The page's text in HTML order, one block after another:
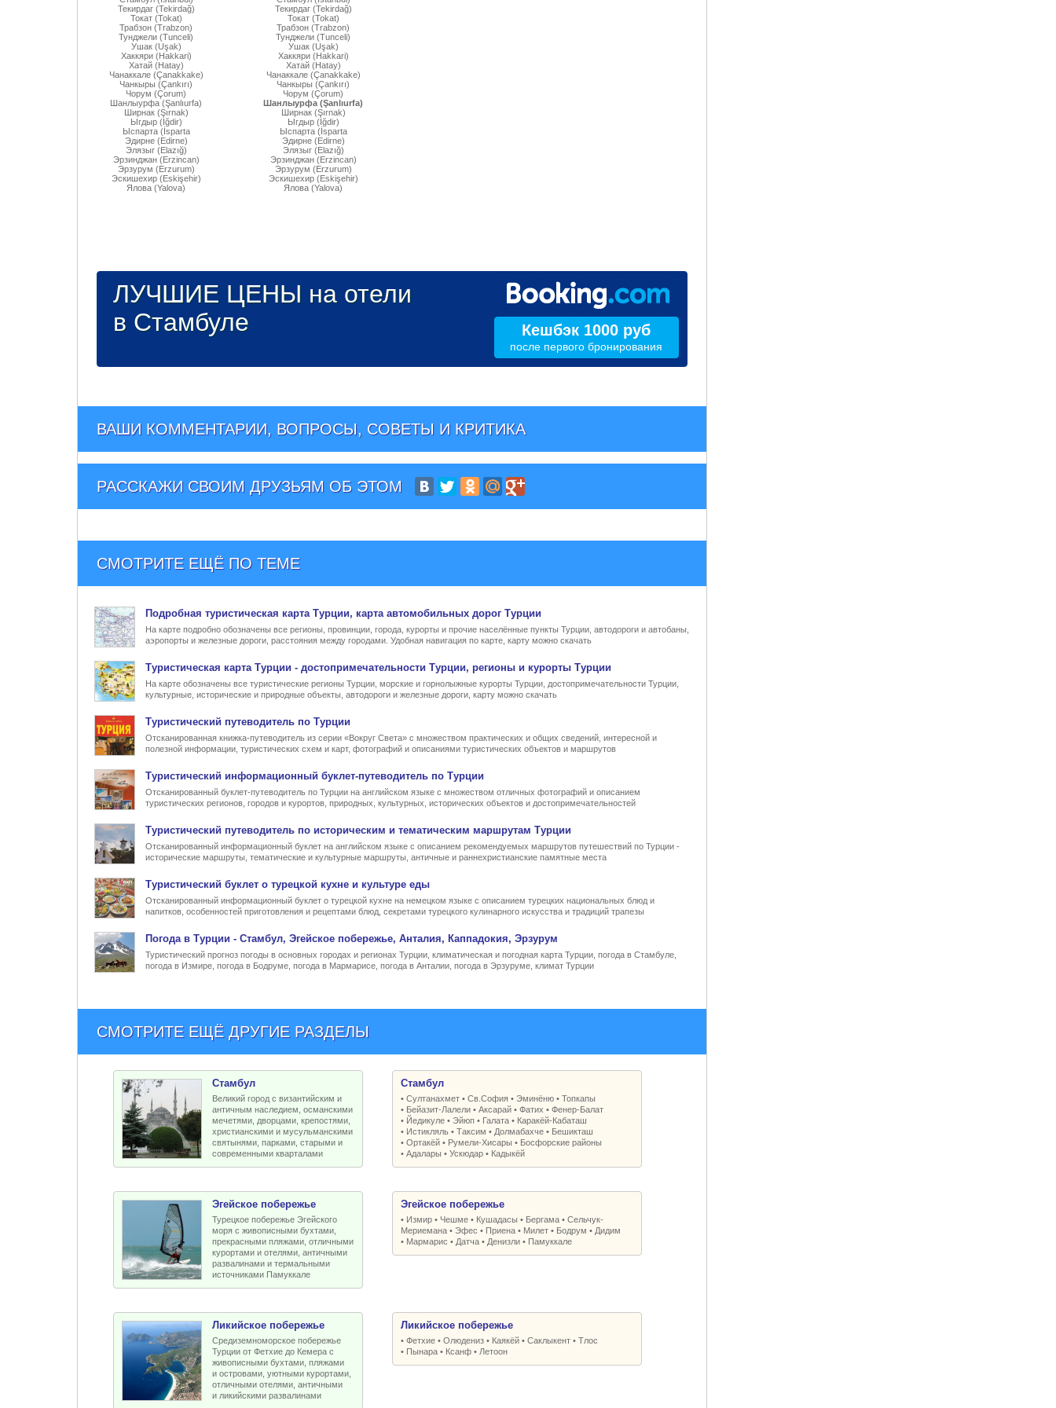
Текирдаг (Tekirdağ)
Токат (Tokat)
Трабзон (Trabzon)
Тунджели (Tunceli)
Ушак (Uşak)
Хаккяри (Hakkari)
Хатай (Hatay)
Чанаккале (Çanakkake)
Чанкыры (Çankırı)
Чорум (Çorum)
Шанлыурфа (Şanlıurfa)
Ширнак (Şırnak)
Ыгдыр (Iğdir)
Ыспарта (İsparta
Эдирне (Edirne)
Элязыг (Elazığ)
Эрзинджан (Erzincan)
Эрзурум (Erzurum)
Эскишехир (Eskişehir)
Ялова (Yalova)
Текирдаг (Tekirdağ)
Токат (Tokat)
Трабзон (Trabzon)
Тунджели (Tunceli)
Ушак (Uşak)
Хаккяри (Hakkari)
Хатай (Hatay)
Чанаккале (Çanakkake)
Чанкыры (Çankırı)
Чорум (Çorum)
Шанлыурфа (Şanlıurfa)
Ширнак (Şırnak)
Ыгдыр (Iğdir)
Ыспарта (İsparta
Эдирне (Edirne)
Элязыг (Elazığ)
Эрзинджан (Erzincan)
Эрзурум (Erzurum)
Эскишехир (Eskişehir)
Ялова (Yalova)
ЛУЧШИЕ ЦЕНЫ на отели
в Стамбуле
Кешбэк 1000 руб
после первого бронирования
ВАШИ КОММЕНТАРИИ, ВОПРОСЫ, СОВЕТЫ И КРИТИКА
РАССКАЖИ СВОИМ ДРУЗЬЯМ ОБ ЭТОМ
СМОТРИТЕ ЕЩЁ ПО ТЕМЕ
Подробная туристическая карта Турции, карта автомобильных дорог Турции
На карте подробно обозначены все регионы, провинции, города, курорты и прочие населённые пункты Турции, автодороги и автобаны,
аэропорты и железные дороги, расстояния между городами. Удобная навигация по карте, карту можно скачать
Туристическая карта Турции - достопримечательности Турции, регионы и курорты Турции
На карте обозначены все туристические регионы Турции, морские и горнолыжные курорты Турции, достопримечательности Турции,
культурные, исторические и природные объекты, автодороги и железные дороги, карту можно скачать
Туристический путеводитель по Турции
Отсканированная книжка-путеводитель из серии «Вокруг Света» с множеством практических и общих сведений, интересной и
полезной информации, туристических схем и карт, фотографий и описаниями туристических объектов и маршрутов
Туристический информационный буклет-путеводитель по Турции
Отсканированный буклет-путеводитель по Турции на английском языке с множеством отличных фотографий и описанием
туристических регионов, городов и курортов, природных, культурных, исторических объектов и достопримечательностей
Туристический путеводитель по историческим и тематическим маршрутам Турции
Отсканированный информационный буклет на английском языке с описанием рекомендуемых маршрутов путешествий по Турции -
исторические маршруты, тематические и культурные маршруты, античные и раннехристианские памятные места
Туристический буклет о турецкой кухнеи культуре еды
Отсканированный информационный буклет о турецкой кухне на немецком языке с описанием турецких национальных блюд и
напитков, особенностей приготовления и рецептами блюд, секретами турецкого кулинарного искусства и традиций трапезы
Погода в Турции - Стамбул, Эгейское побережье, Анталия, Каппадокия, Эрзурум
Туристический прогноз погоды в основных городах и регионах Турции, климатическая и погодная карта Турции, погода в Стамбуле,
погода в Измире, погода в Бодруме, погода в Мармарисе, погода в Анталии, погода в Эрзуруме, климат Турции
СМОТРИТЕ ЕЩЁ ДРУГИЕ РАЗДЕЛЫ
Стамбул
Великий город с византийским и
античным наследием, османскими
мечетями, дворцами, крепостями,
христианскими и мусульманскими
святынями, парками, старыми и
современными кварталами
Стамбул
• Султанахмет• Св.София• Эминёню• Топкапы
• Бейазит-Лалели• Аксарай• Фатих • Фенер-Балат
• Йедикуле• Эйюп• Галата• Каракёй-Кабаташ
• Истикляль• Таксим • Долмабахче• Бешикташ
• Ортакёй• Румели-Xисары • Босфорские районы
• Адалары • Ускюдар• Кадыкёй
Эгейское побережье
Турецкое побережье Эгейского
моря с живописными бухтами,
прекрасными пляжами, отличными
курортами и отелями, античными
развалинами и термальными
источниками Памуккале
Эгейское побережье
• Измир• Чешме• Кушадасы • Бергама• Сельчук-
Мериемана• Эфес • Приена• Милет• Бодрум • Дидим
• Мармарис • Датча• Денизли• Памуккале
Ликийское побережье
Средиземноморское побережье
Турции от Фетхие до Кемера с
живописными бухтами, пляжами
и островами, уютными курортами,
отличными отелями, античными
и ликийскими развалинами
Ликийское побережье
• Фетхие• Олюдениз• Каякёй• Саклыкент• Тлос
• Пынара• Ксанф• Летоон